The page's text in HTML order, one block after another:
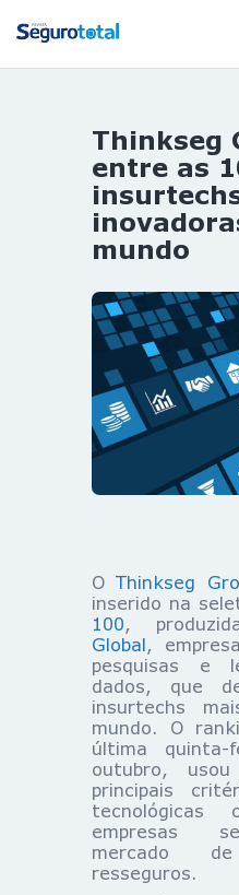
REVISTA
GAIVOTA
ST
HOMEST
HOME
Thinkseg
entre as
mundo
OThinkseg
inserido na
100 ,
Global ,
pesquisas e
dados, que
insurtechs
mundo. O
última
outubro,
principais
tecnológicas
empresas
mercado
resseguros.